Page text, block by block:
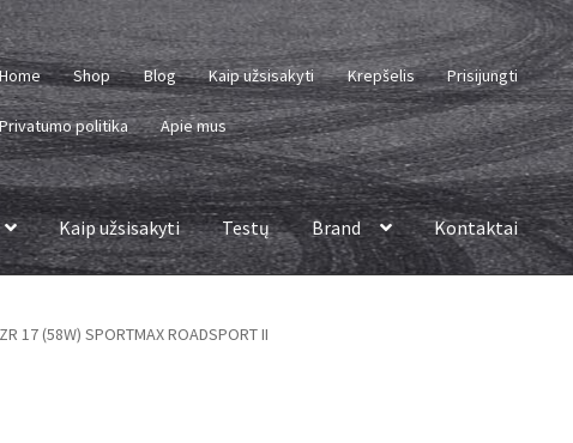
Shop Blog Kaip užsisakyti Krepšelis Prisijungti
politika Apie mus
Kaip užsisakyti Testų Brand Kontaktai
17 (58W) SPORTMAX ROADSPORT II